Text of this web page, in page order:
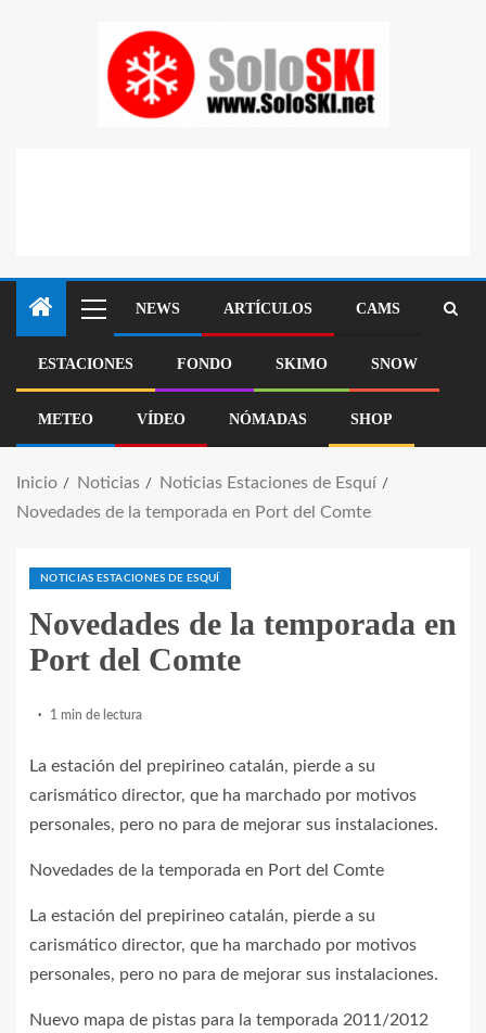
NEWS ARTÍCULOS CAMS
ESTACIONES FONDO SKIMO SNOW
METEO VÍDEO NÓMADAS SHOP
Inicio Noticias
Noticias Estaciones de Esquí
Novedades de la temporada en Port del Comte
NOTICIAS ESTACIONES DE ESQUÍ
Novedades de la temporada en
Port del Comte
1 min de lectura
La estación del prepirineo catalán, pierde a su
carismático director, que ha marchado por motivos
personales, pero no para de mejorar sus instalaciones.
Novedades de la temporada en Port del Comte
La estación del prepirineo catalán, pierde a su
carismático director, que ha marchado por motivos
personales, pero no para de mejorar sus instalaciones.
Nuevo mapa de pistas para la temporada 2011/2012